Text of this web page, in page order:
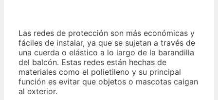
Las redes de protección son más económicas y
fáciles de instalar, ya que se sujetan a través de
una cuerda o elástico a lo largo de la barandilla
del balcón. Estas redes están hechas de
materiales como el polietileno y su principal
función es evitar que objetos o mascotas caigan
al exterior.